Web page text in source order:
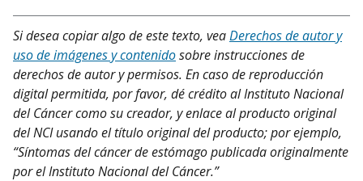
Si desea copiar algo de este texto, veaDerechos de autor y
uso de imágenes y contenidosobre instrucciones de
derechos de autor y permisos. En caso de reproducción
digital permitida, por favor, dé crédito al Instituto Nacional
del Cáncer como su creador, y enlace al producto original
del NCI usando el título original del producto; por ejemplo,
“Síntomas del cáncer de estómago publicada originalmente
por el Instituto Nacional del Cáncer.”